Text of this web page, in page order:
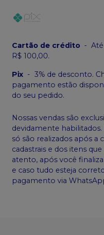
Cartão de crédito -
R$ 100,00.
Pix - 3% de desconto.
pagamento estão
do seu pedido.
Nossas vendas são
devidamente
só são realizados após a
cadastrais e dos itens
atento, após você
e caso tudo esteja
pagamento via